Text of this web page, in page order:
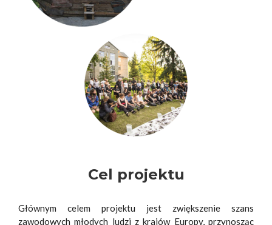
Cel projektu
Głównym celem projektu jest zwiększenie szans
zawodowych młodych ludzi z krajów Europy, przynosząc